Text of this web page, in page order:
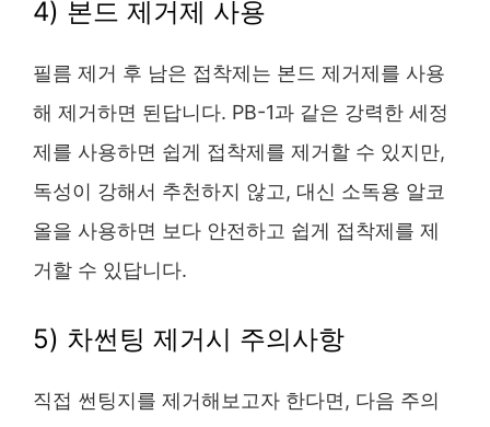
4) 본드 제거제 사용
필름 제거 후 남은 접착제는 본드 제거제를 사용
해 제거하면 된답니다. PB-1과 같은 강력한 세정
제를 사용하면 쉽게 접착제를 제거할 수 있지만,
독성이 강해서 추천하지 않고, 대신 소독용 알코
올을 사용하면 보다 안전하고 쉽게 접착제를 제
거할 수 있답니다.
5) 차썬팅 제거시 주의사항
직접 썬팅지를 제거해보고자 한다면, 다음 주의